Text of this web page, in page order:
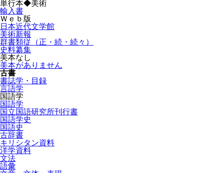
単行本◆美術
輸入書
Ｗｅｂ版
日本近代文学館
美術新報
群書類従（正・続・続々）
史料纂集
美本なし
美本がありません
古書
書誌学・目録
言語学
国語学
国語学
国立国語研究所刊行書
国語学史
国語史
古辞書
キリシタン資料
洋学資料
文法
語彙